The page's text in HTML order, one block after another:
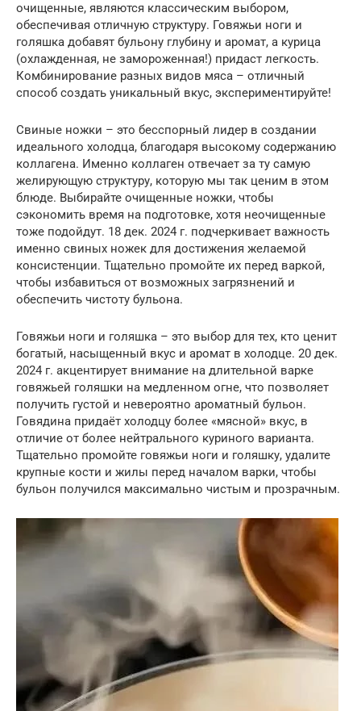
очищенные, являются классическим выбором,
обеспечивая отличную структуру. Говяжьи ноги и
голяшка добавят бульону глубину и аромат, а курица
(охлажденная, не замороженная!) придаст легкость.
Комбинирование разных видов мяса – отличный
способ создать уникальный вкус, экспериментируйте!
Свиные ножки – это бесспорный лидер в создании
идеального холодца, благодаря высокому содержанию
коллагена. Именно коллаген отвечает за ту самую
желирующую структуру, которую мы так ценим в этом
блюде. Выбирайте очищенные ножки, чтобы
сэкономить время на подготовке, хотя неочищенные
тоже подойдут. 18 дек. 2024 г. подчеркивает важность
именно свиных ножек для достижения желаемой
консистенции. Тщательно промойте их перед варкой,
чтобы избавиться от возможных загрязнений и
обеспечить чистоту бульона.
Говяжьи ноги и голяшка – это выбор для тех, кто ценит
богатый, насыщенный вкус и аромат в холодце. 20 дек.
2024 г. акцентирует внимание на длительной варке
говяжьей голяшки на медленном огне, что позволяет
получить густой и невероятно ароматный бульон.
Говядина придаёт холодцу более «мясной» вкус, в
отличие от более нейтрального куриного варианта.
Тщательно промойте говяжьи ноги и голяшку, удалите
крупные кости и жилы перед началом варки, чтобы
бульон получился максимально чистым и прозрачным.